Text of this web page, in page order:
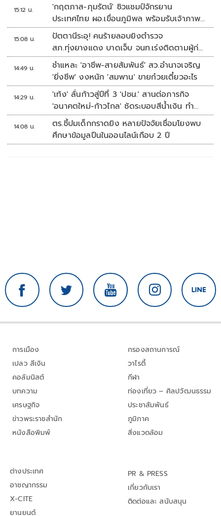
15:12 น.
'กฤตภาส-ภุมรัตน์' ซิวแชมป์จักรยาน
ประเทศไทย ผอ.เขื่อนภูมิพล พร้อมรับเจ้าภาพ
ต่อ ปี 2570
15:08 น.
ปัตตานีระอุ! คนร้ายลอบยิงตำรวจ
สภ.ทุ่งยางแดง บาดเจ็บ จนท.เร่งติดตามผู้ก่อ
เหตุ
14:49 น.
ชำแหละ 'อาชีพ-สายสัมพันธ์' สว.อำนาจเจริญ
'ยิ่งชีพ' งงหนัก 'สมพาน' ขายก๋วยเตี๋ยวอะไร
14:29 น.
'เท้ง' ลั่นก้าวสู่ปีที่ 3 'ปชน.' สานต่อภารกิจ
'อนาคตใหม่-ก้าวไกล' ซัดระบอบสีน้ำเงิน ทำ
หลักนิติรัฐ-นิติธรรมสั่นคลอน
14:08 น.
ตร.ชี้ปมเด็กกราดยิง หลายปัจจัยเชื่อมโยงพบ
ศึกษาข้อมูลปืนในออนไลน์เกือบ 2 ปี
การเมือง
เปลว สีเงิน
คอลัมนิสต์
บทความ
เศรษฐกิจ
ข่าวพระราชสำนัก
หนังสือพิมพ์
กรองสถานการณ์
วาไรตี้
กีฬา
ท่องเที่ยว – ศิลปวัฒนธรรม
ประชาสัมพันธ์
ภูมิภาค
สิ่งแวดล้อม
ต่างประเทศ
อาชญากรรม
X-CITE
ยานยนต์
PR & PRESS
เกี่ยวกับเรา
ติดต่อและ สนับสนุน